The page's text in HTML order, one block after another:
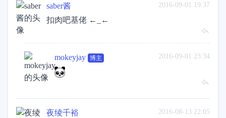
2016-09-01 19:37
saber酱
扣肉吧基佬 ←_←
2016-09-01 23:34
mokeyjay 博主
2016-08-13 22:05
夜绫千裕